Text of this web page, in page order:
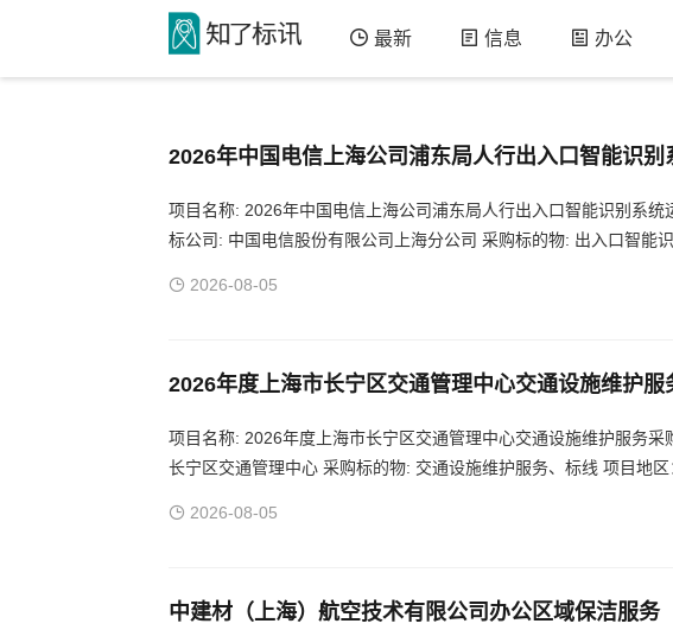
最新 信息 办公
2026年中国电信上海公司浦东局人行出入口智能识别
项目名称: 2026年中国电信上海公司浦东局人行出入口智能识别系
标公司: 中国电信股份有限公司上海分公司 采购标的物: 出入口智能
2026-08-05
2026年度上海市长宁区交通管理中心交通设施维护服
项目名称: 2026年度上海市长宁区交通管理中心交通设施维护服务
长宁区交通管理中心 采购标的物: 交通设施维护服务、标线 项目地
2026-08-05
中建材（上海）航空技术有限公司办公区域保洁服务